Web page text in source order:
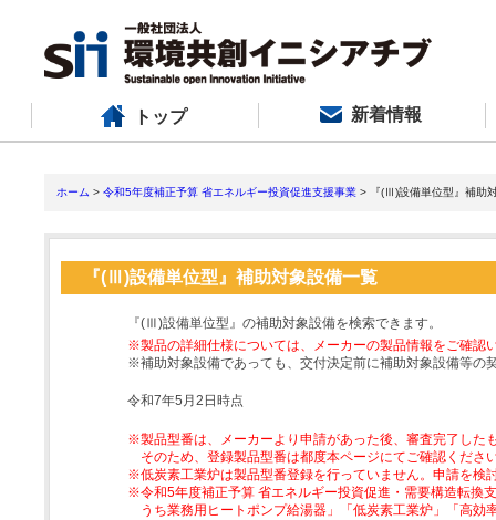
トップ 新着情報
ホーム > 令和5年度補正予算 省エネルギー投資促進支援事業 > 『(Ⅲ)設備単位型』補助
『(Ⅲ)設備単位型』補助対象設備一覧
『(Ⅲ)設備単位型』の補助対象設備を検索できます。
※製品の詳細仕様については、メーカーの製品情報をご確認
※補助対象設備であっても、交付決定前に補助対象設備等の
令和7年5月2日時点
※製品型番は、メーカーより申請があった後、審査完了した
そのため、登録製品型番は都度本ページにてご確認くださ
※低炭素工業炉は製品型番登録を行っていません。申請を検
※令和5年度補正予算 省エネルギー投資促進・需要構造転換
うち業務用ヒートポンプ給湯器」「低炭素工業炉」「高